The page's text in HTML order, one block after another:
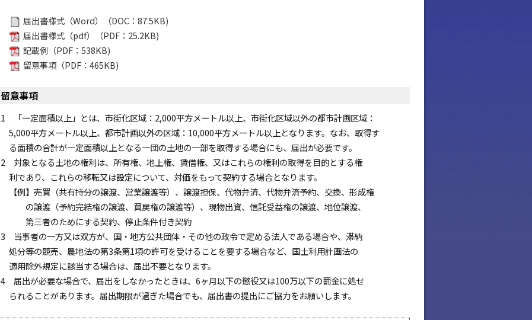
届出書様式（Word）（DOC：87.5KB)
届出書様式（pdf）（PDF：25.2KB)
記載例（PDF：538KB)
留意事項（PDF：465KB)
留意事項
1 「一定面積以上」とは、市街化区域：2,000平方メートル以上、市街化区域以外の都市計画区域：
5,000平方メートル以上、都市計画以外の区域：10,000平方メートル以上となります。なお、取得す
る面積の合計が一定面積以上となる一団の土地の一部を取得する場合にも、届出が必要です。
2 対象となる土地の権利は、所有権、地上権、賃借権、又はこれらの権利の取得を目的とする権
利であり、これらの移転又は設定について、対価をもって契約する場合となります。
【例】売買（共有持分の譲渡、営業譲渡等）、譲渡担保、代物弁済、代物弁済予約、交換、形成権
の譲渡（予約完結権の譲渡、買戻権の譲渡等）、現物出資、信託受益権の譲渡、地位譲渡、
第三者のためにする契約、停止条件付き契約
3 当事者の一方又は双方が、国・地方公共団体・その他の政令で定める法人である場合や、滞納
処分等の競売、農地法の第3条第1項の許可を受けることを要する場合など、国土利用計画法の
適用除外規定に該当する場合は、届出不要となります。
4 届出が必要な場合で、届出をしなかったときは、6ヶ月以下の懲役又は100万以下の罰金に処せ
られることがあります。届出期限が過ぎた場合でも、届出書の提出にご協力をお願いします。